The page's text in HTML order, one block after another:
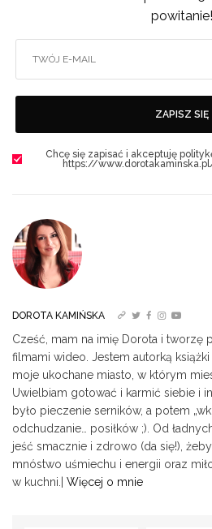
powitanie!
ZAPISZ SIĘ
Chcę się zapisać i akceptuję
https://
DOROTA KAMIŃSKA
Cześć, mam na imię Dorota i tworzę
filmami wideo. Jestem autorką książki
moje ukochane miasto, w którym
Uwielbiam gotować i karmić siebie i
było pieczenie serników, a potem
odchudzanie… posiłków ;). Od
jeść smacznie i zdrowo (da się!),
mnóstwo uśmiechu i energii oraz
w kuchni.|Więcej o mnie